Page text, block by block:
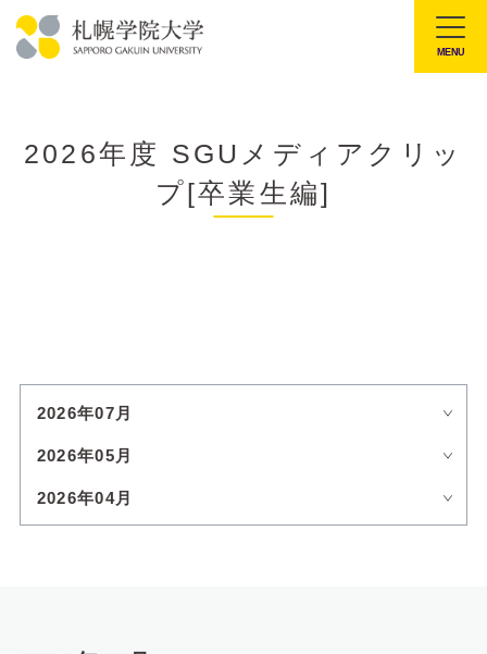
文
院
MENU
2026年度 SGUメディアクリッ
プ[卒業生編]
2026年07月
2026年05月
2026年04月